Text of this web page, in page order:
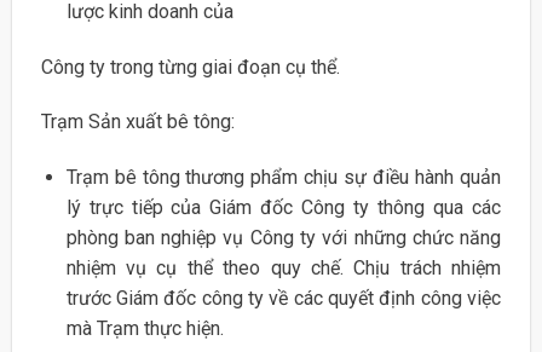
lược kinh doanh của
Công ty trong từng giai đoạn cụ thể.
Trạm Sản xuất bê tông:
Trạm bê tông thương phẩm chịu sự điều hành quản
lý trực tiếp của Giám đốc Công ty thông qua các
phòng ban nghiệp vụ Công ty với những chức năng
nhiệm vụ cụ thể theo quy chế. Chịu trách nhiệm
trước Giám đốc công ty về các quyết định công việc
mà Trạm thực hiện.